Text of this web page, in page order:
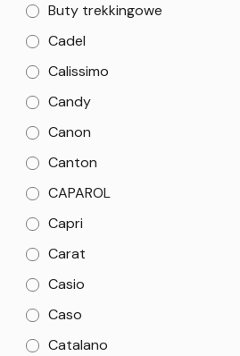
Buty trekkingowe
Cadel
Calissimo
Candy
Canon
Canton
CAPAROL
Capri
Carat
Casio
Caso
Catalano